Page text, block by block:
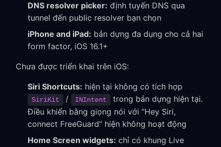
DNS resolver picker: định tuyến DNS qua
tunnel đến public resolver bạn chọn
iPhone and iPad: bản dựng đa dụng cho cả hai
form factor, iOS 16.1+
Chưa được triển khai trên iOS:
Siri Shortcuts: hiện tại không có tích hợp
SiriKit / INIntent
trong bản dựng hiện tại.
Điều khiển bằng giọng nói với “Hey Siri,
connect FreeGuard” hiện không hoạt động
Home Screen widgets: chỉ có khung Live